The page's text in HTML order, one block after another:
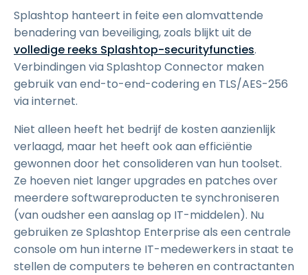
Splashtop hanteert in feite een alomvattende
benadering van beveiliging, zoals blijkt uit de
volledige reeks Splashtop-securityfuncties.
Verbindingen via Splashtop Connector maken
gebruik van end-to-end-codering en TLS/AES-256
via internet.
Niet alleen heeft het bedrijf de kosten aanzienlijk
verlaagd, maar het heeft ook aan efficiëntie
gewonnen door het consolideren van hun toolset.
Ze hoeven niet langer upgrades en patches over
meerdere softwareproducten te synchroniseren
(van oudsher een aanslag op IT-middelen). Nu
gebruiken ze Splashtop Enterprise als een centrale
console om hun interne IT-medewerkers in staat te
stellen de computers te beheren en contractanten